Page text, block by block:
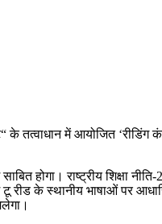
तत्वाधान में आयोजित
होगा। राष्ट्रीय शिक्षा
रीड के स्थानीय भाषाओं पर